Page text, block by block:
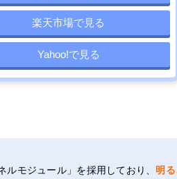
楽天市場で見る
Yahoo!で見る
モジュール」を採用しており、 明る